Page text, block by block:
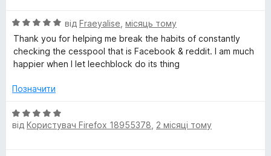
5
н
к
а
5
5
О
ц
н
а
з
5
від Fraeyalise місяць тому
Thank you for helping me break the habits of constantly
checking the cesspool that is Facebook & reddit. I am much
happier when I let leechblock do its thing
Позначити
О
ц
від Користувач Firefox 18955378 2 місяці тому